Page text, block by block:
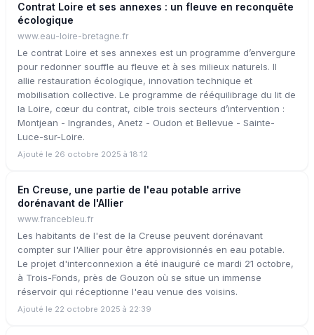
Contrat Loire et ses annexes : un fleuve en reconquête
écologique
www.eau-loire-bretagne.fr
Le contrat Loire et ses annexes est un programme d’envergure
pour redonner souffle au fleuve et à ses milieux naturels. Il
allie restauration écologique, innovation technique et
mobilisation collective. Le programme de rééquilibrage du lit de
la Loire, cœur du contrat, cible trois secteurs d’intervention :
Montjean - Ingrandes, Anetz - Oudon et Bellevue - Sainte-
Luce-sur-Loire.
Ajouté le 26 octobre 2025 à 18:12
En Creuse, une partie de l'eau potable arrive
dorénavant de l'Allier
www.francebleu.fr
Les habitants de l'est de la Creuse peuvent dorénavant
compter sur l'Allier pour être approvisionnés en eau potable.
Le projet d'interconnexion a été inauguré ce mardi 21 octobre,
à Trois-Fonds, près de Gouzon où se situe un immense
réservoir qui réceptionne l'eau venue des voisins.
Ajouté le 22 octobre 2025 à 22:39